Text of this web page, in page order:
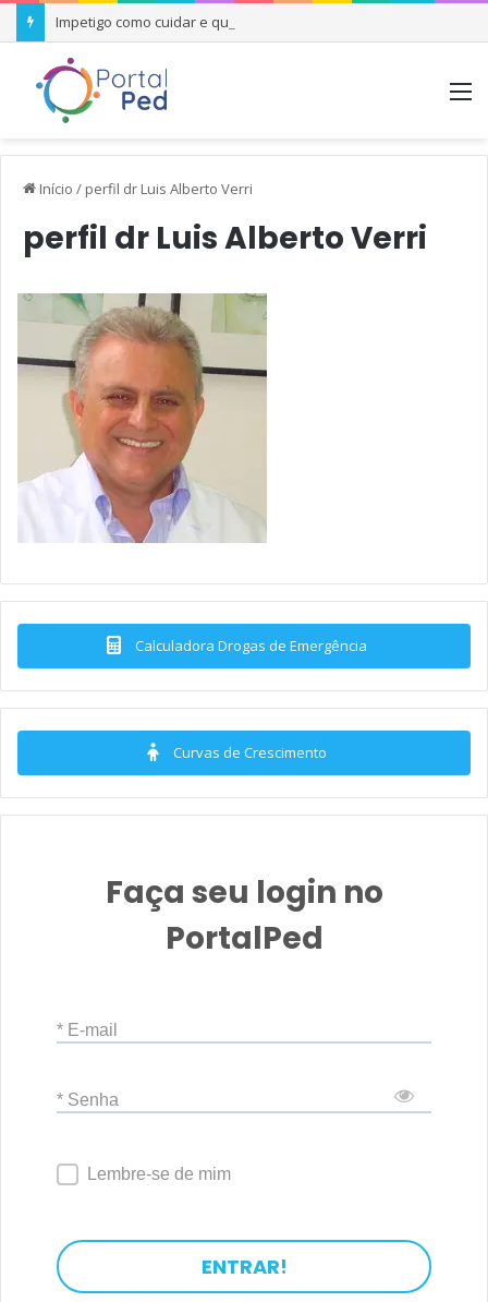
Impetigo como cuidar e quando se preocupar
Início / perfil dr Luis Alberto Verri
perfil dr Luis Alberto Verri
Calculadora Drogas de Emergência
Curvas de Crescimento
Faça seu login no
PortalPed
* E-mail
* Senha
Lembre-se de mim
ENTRAR!